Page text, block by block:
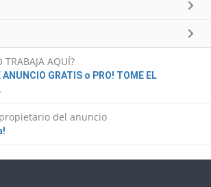
TRABAJA AQUÍ?
ANUNCIO GRATIS o PRO! TOME EL
del anuncio